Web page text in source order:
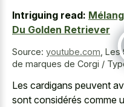
Intriguing read:
Du Golden Retriever
Source: youtube.com Les
de marques de Corgi /
Les cardigans peuvent
sont considérés comme